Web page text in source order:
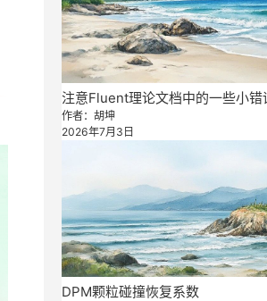
注意Fluent理论文档中的一些小错
作者：胡坤
2026年7月3日
DPM颗粒碰撞恢复系数